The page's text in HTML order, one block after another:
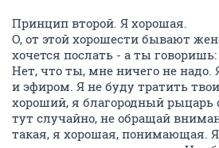
Принцип второй. Я хорошая.
О, от этой хорошести бывают
хочется послать - а ты
Нет, что ты, мне ничего не
и эфиром. Я не буду тратить
хороший, я благородный рыцарь
тут случайно, не обращай
такая, я хорошая, понимающая.